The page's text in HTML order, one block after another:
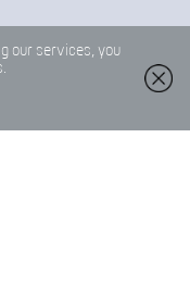
our services, you